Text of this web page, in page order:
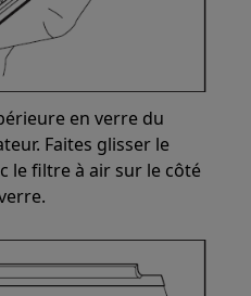
en verre du
Faites glisser le
le filtre à air sur le côté